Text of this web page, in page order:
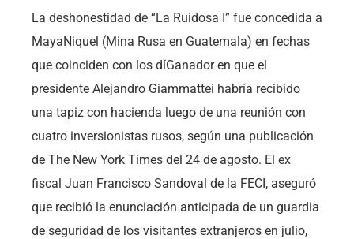
La deshonestidad de “La Ruidosa I” fue concedida a
MayaNiquel (Mina Rusa en Guatemala) en fechas
que coinciden con los díGanador en que el
presidente Alejandro Giammattei habría recibido
una tapiz con hacienda luego de una reunión con
cuatro inversionistas rusos, según una publicación
de The New York Times del 24 de agosto. El ex
fiscal Juan Francisco Sandoval de la FECI, aseguró
que recibió la enunciación anticipada de un guardia
de seguridad de los visitantes extranjeros en julio,